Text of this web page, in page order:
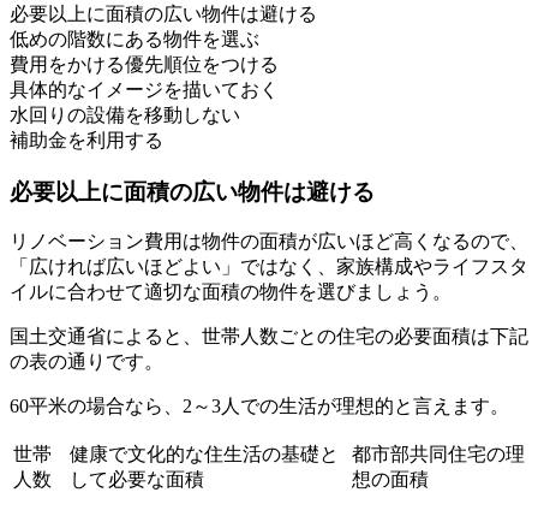
必要以上に面積の広い物件は避ける
低めの階数にある物件を選ぶ
費用をかける優先順位をつける
具体的なイメージを描いておく
水回りの設備を移動しない
補助金を利用する
必要以上に面積の広い物件は避ける
リノベーション費用は物件の面積が広いほど高くなるので、
「広ければ広いほどよい」ではなく、家族構成やライフスタ
イルに合わせて適切な面積の物件を選びましょう。
国土交通省によると、世帯人数ごとの住宅の必要面積は下記
の表の通りです。
60平米の場合なら、2～3人での生活が理想的と言えます。
世帯
人数
健康で文化的な住生活の基礎と
して必要な面積
都市部共同住宅の理
想の面積